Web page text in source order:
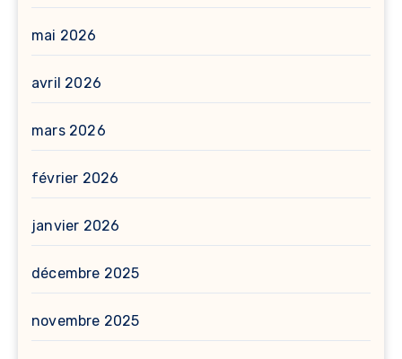
mai 2026
avril 2026
mars 2026
février 2026
janvier 2026
décembre 2025
novembre 2025